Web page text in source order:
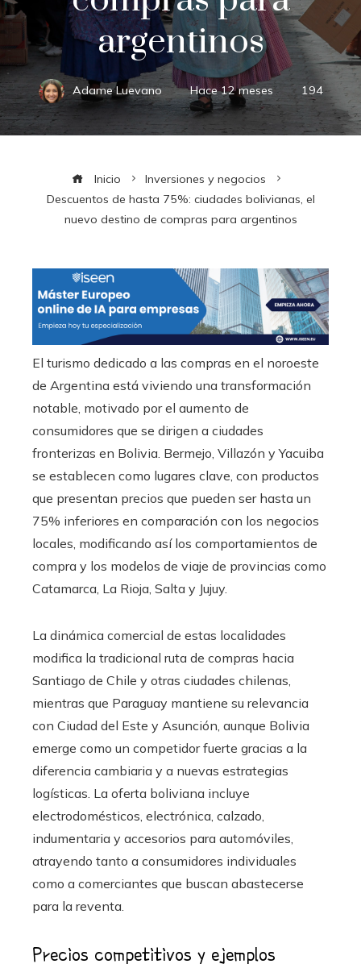
argentinos
Adame Luevano Hace 12 meses 194
Inicio
Inversiones y negocios
Descuentos de hasta 75%: ciudades bolivianas, el
nuevo destino de compras para argentinos
El turismo dedicado a las compras en el noroeste
de Argentina está viviendo una transformación
notable, motivado por el aumento de
consumidores que se dirigen a ciudades
fronterizas en Bolivia. Bermejo, Villazón y Yacuiba
se establecen como lugares clave, con productos
que presentan precios que pueden ser hasta un
75% inferiores en comparación con los negocios
locales, modificando así los comportamientos de
compra y los modelos de viaje de provincias como
Catamarca, La Rioja, Salta y Jujuy.
La dinámica comercial de estas localidades
modifica la tradicional ruta de compras hacia
Santiago de Chile y otras ciudades chilenas,
mientras que Paraguay mantiene su relevancia
con Ciudad del Este y Asunción, aunque Bolivia
emerge como un competidor fuerte gracias a la
diferencia cambiaria y a nuevas estrategias
logísticas. La oferta boliviana incluye
electrodomésticos, electrónica, calzado,
indumentaria y accesorios para automóviles,
atrayendo tanto a consumidores individuales
como a comerciantes que buscan abastecerse
para la reventa.
Precios competitivos y ejemplos